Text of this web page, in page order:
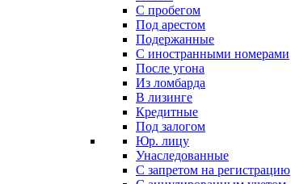
С пробегом
Под арестом
Подержанные
С иностранными номерами
После угона
Из ломбарда
В лизинге
Кредитные
Под залогом
Юр. лицу
Унаследованные
С запретом на регистрацию